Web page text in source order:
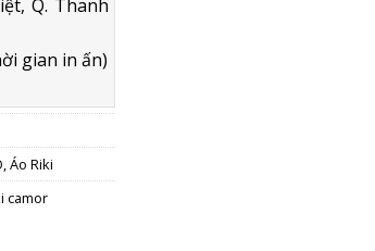
Q. Thanh
gian in ấn)
,Áo Riki
camor